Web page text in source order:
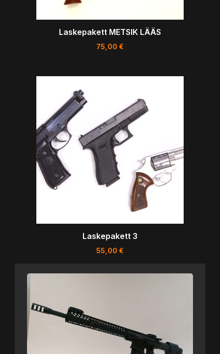
Laskepakett METSIK LÄÄS
75,00 €
Laskepakett 3
55,00 €